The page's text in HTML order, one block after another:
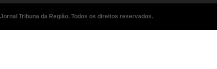
Jornal Tribuna da Região. Todos os direitos reservados.